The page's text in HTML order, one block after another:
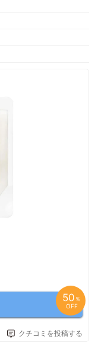
50 ％
OFF
クチコミを投稿する